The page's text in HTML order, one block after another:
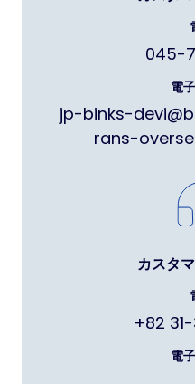
045-
電
jp-binks-
rans-
カスタ
+82
電